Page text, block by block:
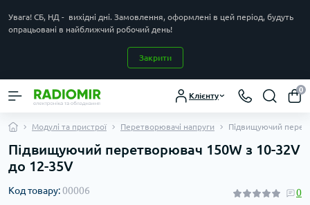
Увага! СБ, НД - вихідні дні. Замовлення, оформлені в цей період, будуть
опрацьовані в найближчий робочий день!
Закрити
Клієнту
0
Модулі та пристрої Перетворювачі напруги Підвищуючий
Підвищуючий перетворювач 150W з 10-32V
до 12-35V
Код товару:00006 0